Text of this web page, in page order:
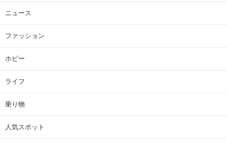
ニュース
ファッション
ホビー
ライフ
乗り物
人気スポット